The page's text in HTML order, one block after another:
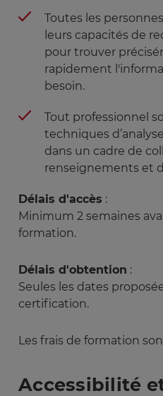
Toutes les
leurs capacités de
pour trouver
rapidement
besoin.
Tout professionnel
techniques
dans un cadre de
renseignements et
Délais d'accès :
Minimum 2 semaines
formation.
Délais d'obtention :
Seules les dates
certification.
Les frais de formation
Accessibilité